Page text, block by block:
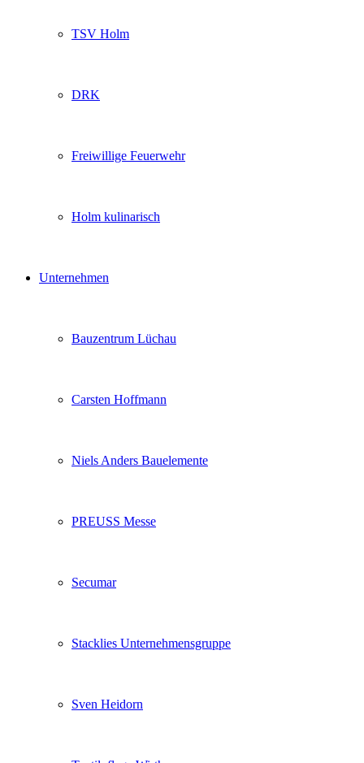
TSV Holm
DRK
Freiwillige Feuerwehr
Holm kulinarisch
Unternehmen
Bauzentrum Lüchau
Carsten Hoffmann
Niels Anders Bauelemente
PREUSS Messe
Secumar
Stacklies Unternehmensgruppe
Sven Heidorn